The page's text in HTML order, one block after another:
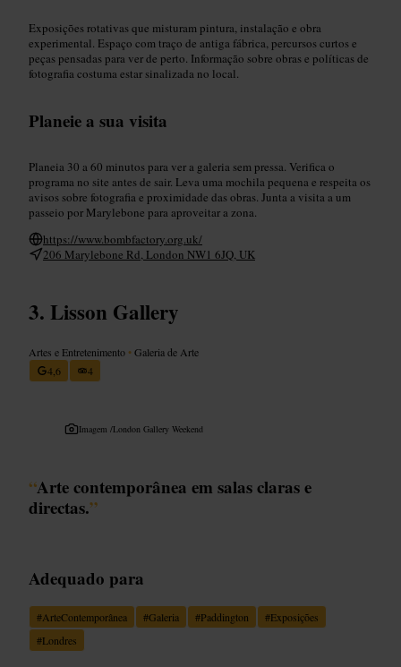
Exposições rotativas que misturam pintura, instalação e obra
experimental. Espaço com traço de antiga fábrica, percursos curtos e
peças pensadas para ver de perto. Informação sobre obras e políticas de
fotografia costuma estar sinalizada no local.
Planeie a sua visita
Planeia 30 a 60 minutos para ver a galeria sem pressa. Verifica o
programa no site antes de sair. Leva uma mochila pequena e respeita os
avisos sobre fotografia e proximidade das obras. Junta a visita a um
passeio por Marylebone para aproveitar a zona.
https://www.bombfactory.org.uk/
206 Marylebone Rd, London NW1 6JQ, UK
Lisson Gallery
Artes e Entretenimento •Galeria de Arte
4,6
4
Imagem /London Gallery Weekend
“Arte contemporânea em salas claras e
directas.”
Adequado para
#ArteContemporânea #Galeria #Paddington #Exposições
#Londres